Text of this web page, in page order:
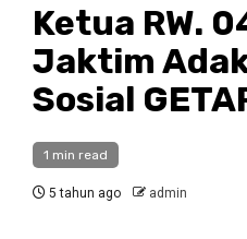
Ketua RW.
Jaktim
Sosial
1 min read
5 tahun ago admin